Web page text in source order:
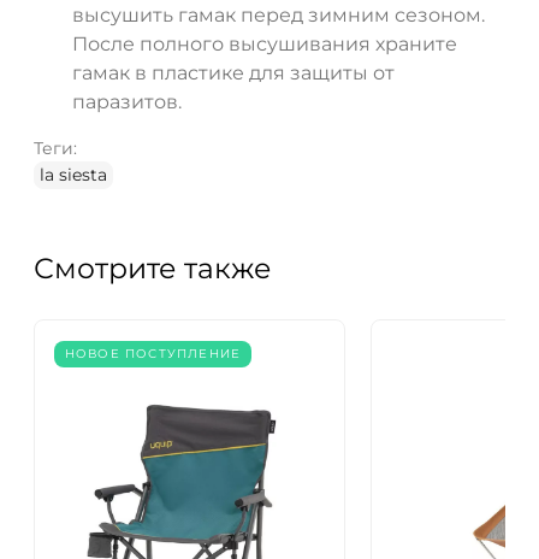
высушить гамак перед зимним сезоном.
После полного высушивания храните
гамак в пластике для защиты от
паразитов.
Теги:
la siesta
Смотрите также
НОВОЕ ПОСТУПЛЕНИЕ